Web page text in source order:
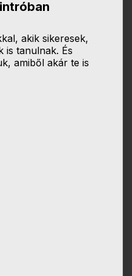
akik sikeresek,
is tanulnak. És
amiből akár te is